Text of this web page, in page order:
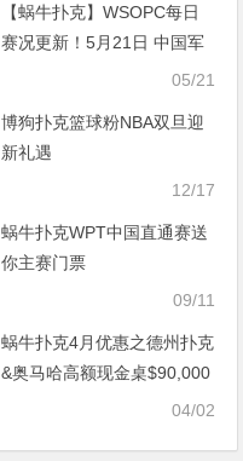
【蜗牛扑克】WSOPC每日
赛况更新！5月21日 中国军
05/21
博狗扑克篮球粉NBA双旦迎
新礼遇
12/17
蜗牛扑克WPT中国直通赛送
你主赛门票
09/11
蜗牛扑克4月优惠之德州扑克
&奥马哈高额现金桌$90,000
04/02